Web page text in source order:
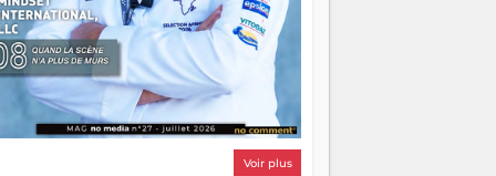
Ce n'est pas un combat de générations
c'est une question d'équipage. Partagez
réussites, mais aussi vos échecs. Surtout
échecs, d'ailleurs — ils enseignent
que n'importe quel manuel. À
la barque avance. Il faut juste
que tout le monde rame dans le
Voir plus